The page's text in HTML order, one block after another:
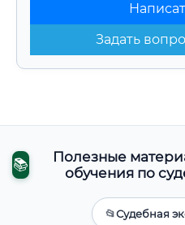
Задать
📚
Полезные
обучения по
📂Судебная